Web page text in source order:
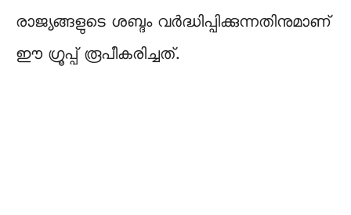
രാജ്യങ്ങളുടെ ശബ്ദം വർദ്ധിപ്പിക്കുന്നതിനുമാണ്
ഈ ഗ്രൂപ്പ് രൂപീകരിച്ചത്.